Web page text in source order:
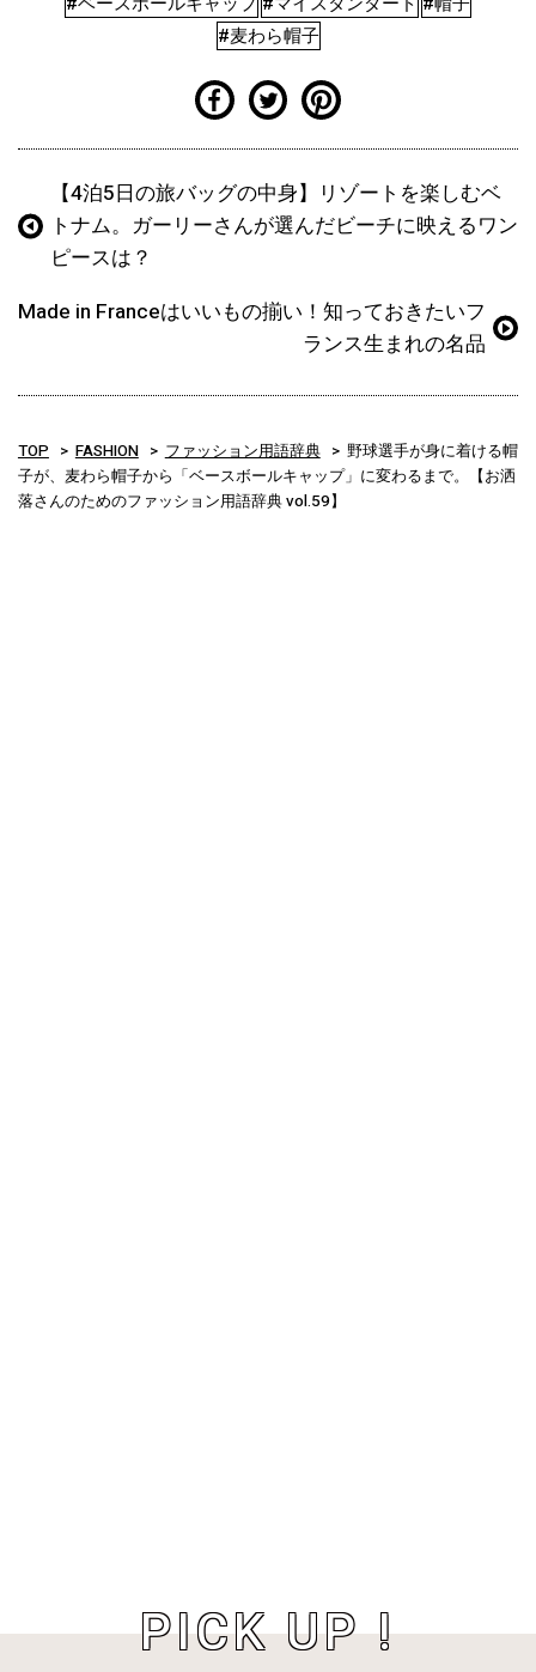
#麦わら帽子
【4泊5日の旅バッグの中身】リゾートを楽しむベ
トナム。ガーリーさんが選んだビーチに映えるワン
ピースは？
Made in Franceはいいもの揃い！知っておきたいフ
ランス生まれの名品
TOP FASHION ファッション用語辞典
野球選手が身に着ける帽
子が、麦わら帽子から「ベースボールキャップ」に変わるまで。【お洒
落さんのためのファッション用語辞典 vol.59】
PICK UP !